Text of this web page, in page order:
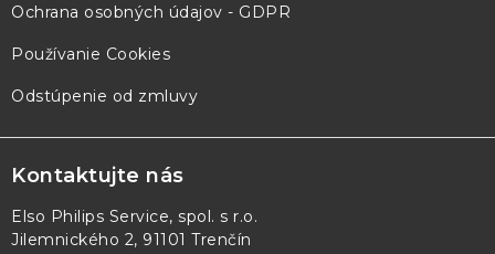
Ochrana osobných údajov - GDPR
Používanie Cookies
Odstúpenie od zmluvy
Kontaktujte nás
Elso Philips Service, spol. s r.o.
Jilemnického 2, 91101 Trenčín